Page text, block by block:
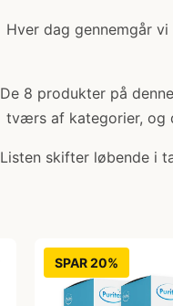
Hver dag gennemgår
De 8 produkter på
tværs af kategorier, og
Listen skifter løbende i
SPAR 20%